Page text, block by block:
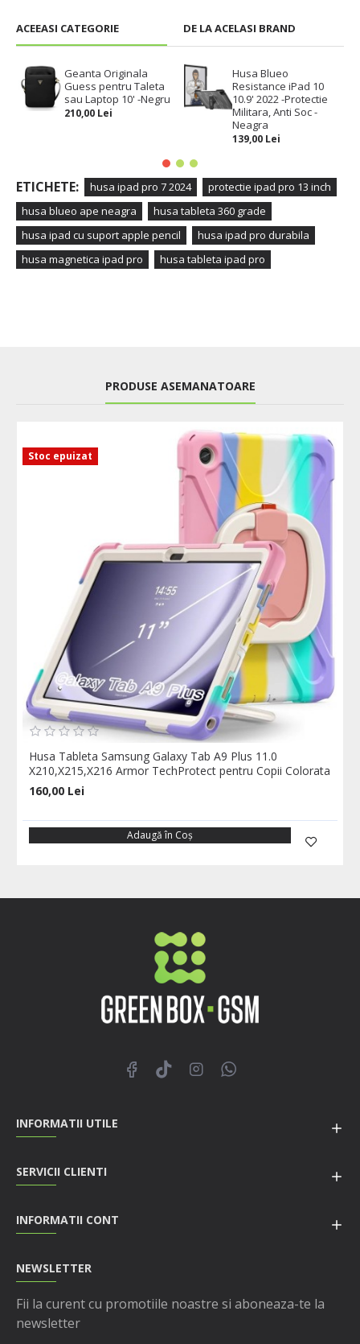
ACEEASI CATEGORIE DE LA ACELASI BRAND
Geanta Originala
Guess pentru Taleta
sau Laptop 10' -Negru
210,00 Lei
Husa Blueo
Resistance iPad 10
10.9' 2022 -Protectie
Militara, Anti Soc -
Neagra
139,00 Lei
ETICHETE: husa ipad pro 7 2024
protectie ipad pro 13 inch
husa blueo ape neagra
husa tableta 360 grade
husa ipad cu suport apple pencil
husa ipad pro durabila
husa magnetica ipad pro
husa tableta ipad pro
PRODUSE ASEMANATOARE
Stoc epuizat
Husa Tableta Samsung Galaxy Tab A9 Plus 11.0
X210,X215,X216 Armor TechProtect pentru Copii Colorata
160,00 Lei
Adaugă în Coş
INFORMATII UTILE
SERVICII CLIENTI
INFORMATII CONT
NEWSLETTER
Fii la curent cu promotiile noastre si aboneaza-te la
newsletter